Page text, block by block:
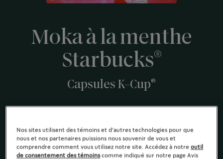
Moka à la menthe
Starbucks®
Capsules K-Cup®
Célébrez les Fêtes avec les capsules de café Keurig au
moka à la menthe Starbucks! Dans ce mélange
saisonnier délicieusement conçu, la menthe poivrée et
Nos sites utilisent des témoins et d’autres technologies pour que
nous et nos partenaires puissions nous souvenir de vous et
comprendre comment vous utilisez notre site. Accédez à notreoutil
de consentement des témoinscomme indiqué sur notre page Avis